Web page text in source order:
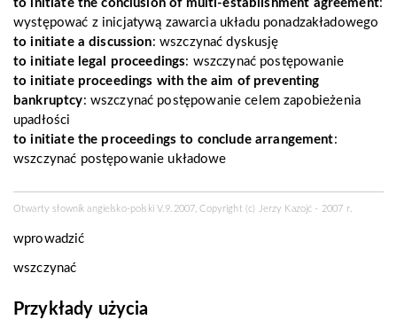
to initiatethe conclusion of multi-establishment agreement:
występować z inicjatywą zawarcia układu ponadzakładowego
to initiate a discussion: wszczynać dyskusję
to initiate legal proceedings: wszczynać postępowanie
to initiate proceedings with the aim of preventing
bankruptcy: wszczynać postępowanie celem zapobieżenia
upadłości
to initiate the proceedings to conclude arrangement:
wszczynać postępowanie układowe
Otwarty słownik angielsko-polski V.9.2007, Copyright (c) Jerzy Kazojć - 2007 r.
wprowadzić
wszczynać
Przykłady użycia